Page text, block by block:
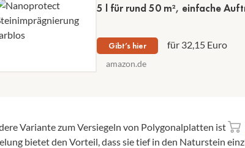
5 l für rund 50 m², einfache
Gibt’s hier für 32,15 Euro
amazon.de
Variante zum Versiegeln von Polygonalplatten ist
bietet den Vorteil, dass sie tief in den Naturstein